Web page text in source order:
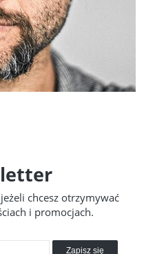
chcesz otrzymywać
i promocjach.
Zapisz się